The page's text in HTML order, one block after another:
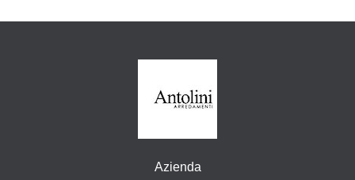
Azienda